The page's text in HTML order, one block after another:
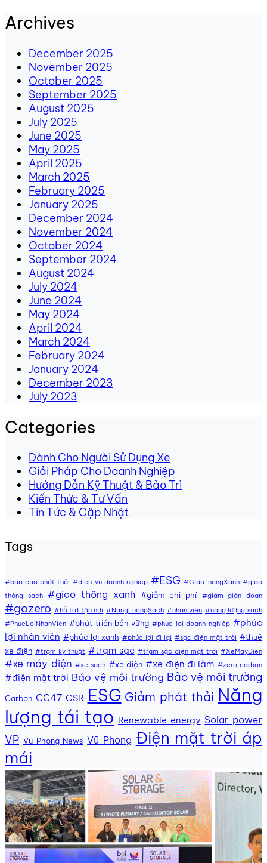
Archives
December 2025
November 2025
October 2025
September 2025
August 2025
July 2025
June 2025
May 2025
April 2025
March 2025
February 2025
January 2025
December 2024
November 2024
October 2024
September 2024
August 2024
July 2024
June 2024
May 2024
April 2024
March 2024
February 2024
January 2024
December 2023
July 2023
Categories
Dành Cho Người Sử Dụng Xe
Giải Pháp Cho Doanh Nghiệp
Hướng Dẫn Kỹ Thuật & Bảo Trì
Kiến Thức & Tư Vấn
Tin Tức & Cập Nhật
Tags
#báo cáo phát thải #dịch vụ doanh nghiệp #ESG #GiaoThongXanh #giao
thông sạch
#giao thông xanh #giảm chi phí #giảm gián đoạn
#gozero #hỗ trợ tận nơi #NangLuongSach #nhân viên #năng lượng sạch
#PhucLoiNhanVien #phát triển bền vững #phúc lợi doanh nghiệp #phúc
lợi nhân viên #phúc lợi xanh #phúc lợi đi lại #sạc điện mặt trời #thuê
xe điện #trạm kỹ thuật #trạm sạc #trạm sạc điện mặt trời #XeMayDien
#xe máy điện #xe sạch #xe điện #xe điện đi làm #zero carbon
#điện mặt trời Báo vệ môi trường Bảo vệ môi trường
Carbon CC47 CSR ESG Giảm phát thải Năng
lượng tái tạo Renewable energy Solar power
VP Vu Phong News Vũ Phong Điện mặt trời áp
mái